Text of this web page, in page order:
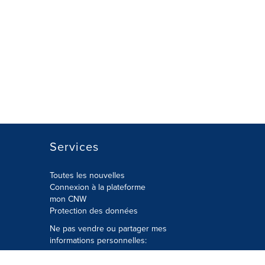
Services
Toutes les nouvelles
Connexion à la plateforme
mon CNW
Protection des données
Ne pas vendre ou partager mes
informations personnelles: